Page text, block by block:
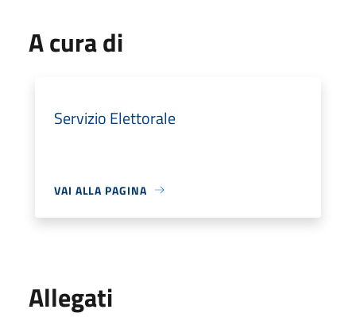
A cura di
Servizio Elettorale
VAI ALLA PAGINA
Allegati